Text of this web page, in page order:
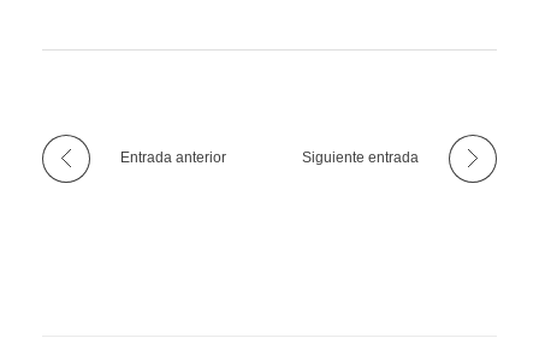
Entrada anterior Siguiente entrada